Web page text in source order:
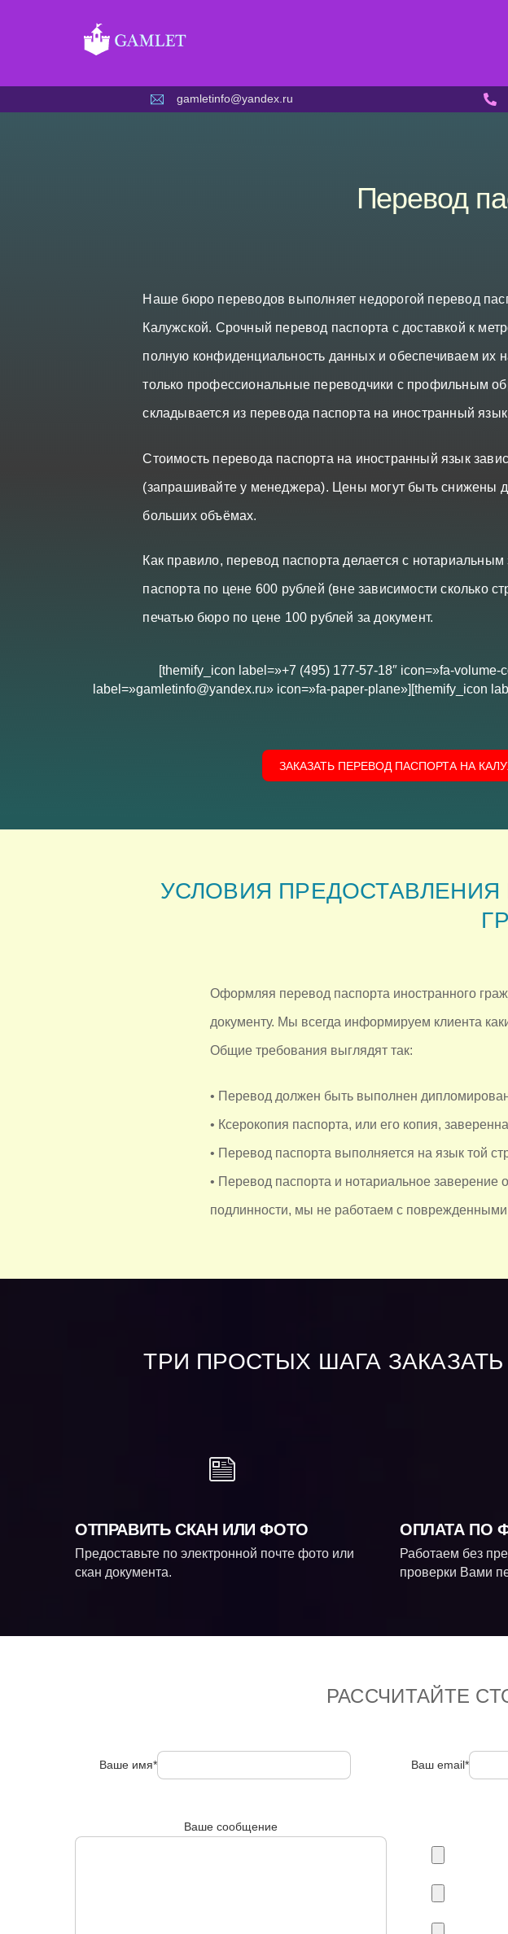
gamletinfo@yandex.ru
Перевод
Наше бюро переводов выполняет недорогой перевод
Калужской. Срочный перевод паспорта с доставкой к
полную конфиденциальность данных и обеспечиваем их
только профессиональные переводчики с профильным
складывается из перевода паспорта на иностранный
Стоимость перевода паспорта на иностранный язык
(запрашивайте у менеджера). Цены могут быть снижены
больших объёмах.
Как правило, перевод паспорта делается с
паспорта по цене 600 рублей (вне зависимости сколько
печатью бюро по цене 100 рублей за документ.
[themify_icon label=»+7 (495) 177-57-18″ icon=»fa-volume-
label=»gamletinfo@yandex.ru» icon=»fa-paper-plane»][themify_icon
ЗАКАЗАТЬ ПЕРЕВОД ПАСПОРТА НА
УСЛОВИЯ
Оформляя перевод паспорта иностранного
документу. Мы всегда информируем клиента
Общие требования выглядят так:
• Перевод должен быть выполнен
• Ксерокопия паспорта, или его копия,
• Перевод паспорта выполняется на язык той
• Перевод паспорта и нотариальное заверение
подлинности, мы не работаем с
ТРИ ПРОСТЫХ ШАГА
ОТПРАВИТЬ СКАН ИЛИ ФОТО
Предоставьте по электронной почте фото или
скан документа.
ОПЛАТА ПО
Работаем без
проверки Вами
РАССЧИТАЙТЕ
Ваше имя* Ваш email*
Ваше сообщение